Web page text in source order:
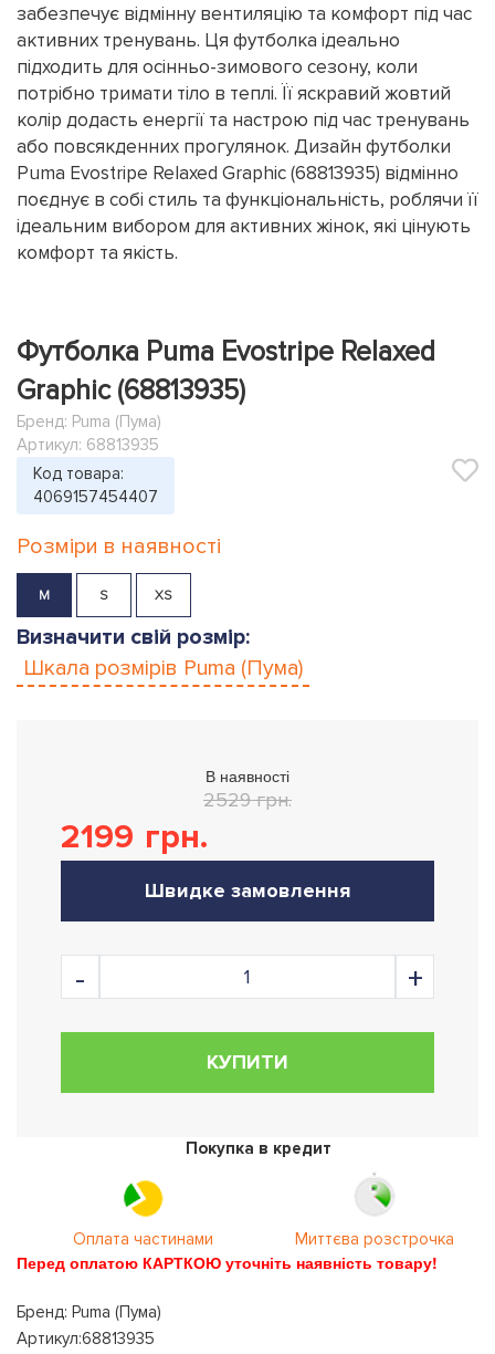
забезпечує відмінну вентиляцію та комфорт під час
активних тренувань. Ця футболка ідеально
підходить для осінньо-зимового сезону, коли
потрібно тримати тіло в теплі. Її яскравий жовтий
колір додасть енергії та настрою під час тренувань
або повсякденних прогулянок. Дизайн футболки
Puma Evostripe Relaxed Graphic (68813935) відмінно
поєднує в собі стиль та функціональність, роблячи її
ідеальним вибором для активних жінок, які цінують
комфорт та якість.
Футболка Puma Evostripe Relaxed
Graphic (68813935)
Бренд: Puma (Пума)
Артикул: 68813935
Код товара:
4069157454407
Розміри в наявності
M S XS
Визначити свій розмір:
Шкала розмірів Puma (Пума)
В наявності
2529 грн.
2199 грн.
Швидке замовлення
КУПИТИ
Покупка в кредит
Оплата частинами Миттєва розстрочка
Перед оплатою КАРТКОЮ уточніть наявність товару!
Бренд: Puma (Пума)
Артикул:68813935